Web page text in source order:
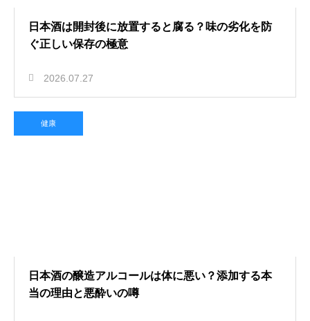
日本酒は開封後に放置すると腐る？味の劣化を防
ぐ正しい保存の極意
2026.07.27
健康
日本酒の醸造アルコールは体に悪い？添加する本
当の理由と悪酔いの噂